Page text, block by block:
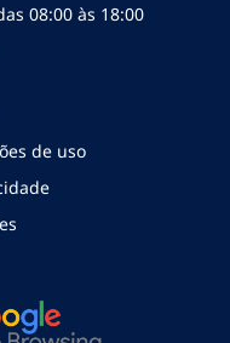
08:00 às 18:00
de uso